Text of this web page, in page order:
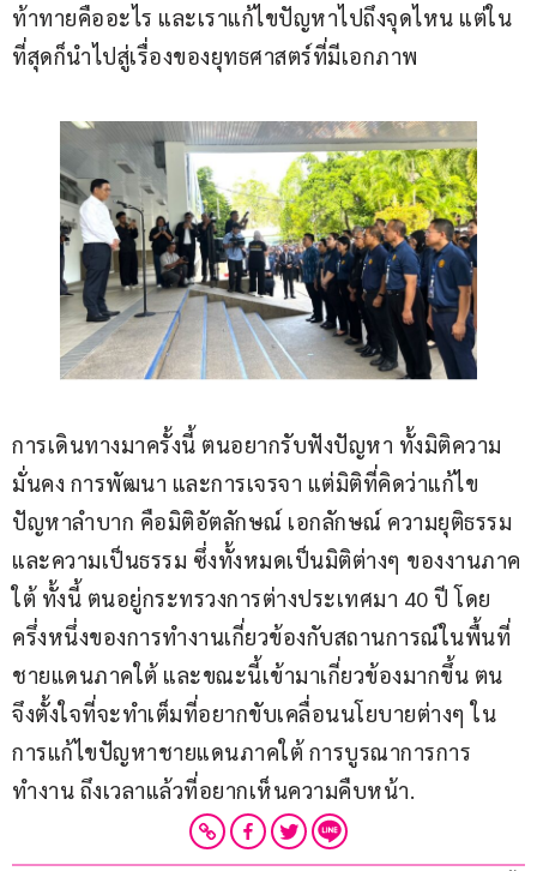
ท้าทายคืออะไร และเราแก้ไขปัญหาไปถึงจุดไหน แต่ใน
ที่สุดก็นำไปสู่เรื่องของยุทธศาสตร์ที่มีเอกภาพ
การเดินทางมาครั้งนี้ ตนอยากรับฟังปัญหา ทั้งมิติความ
มั่นคง การพัฒนา และการเจรจา แต่มิติที่คิดว่าแก้ไข
ปัญหาลำบาก คือมิติอัตลักษณ์ เอกลักษณ์ ความยุติธรรม
และความเป็นธรรม ซึ่งทั้งหมดเป็นมิติต่างๆ ของงานภาค
ใต้ ทั้งนี้ ตนอยู่กระทรวงการต่างประเทศมา 40 ปี โดย
ครึ่งหนึ่งของการทำงานเกี่ยวข้องกับสถานการณ์ในพื้นที่
ชายแดนภาคใต้ และขณะนี้เข้ามาเกี่ยวข้องมากขึ้น ตน
จึงตั้งใจที่จะทำเต็มที่อยากขับเคลื่อนนโยบายต่างๆ ใน
การแก้ไขปัญหาชายแดนภาคใต้ การบูรณาการการ
ทำงาน ถึงเวลาแล้วที่อยากเห็นความคืบหน้า.